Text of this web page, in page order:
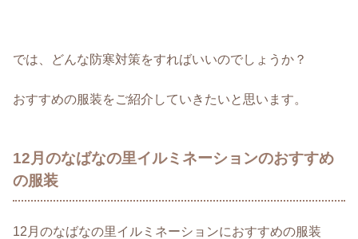
では、どんな防寒対策をすればいいのでしょうか？
おすすめの服装をご紹介していきたいと思います。
12月のなばなの里イルミネーションのおすすめ
の服装
12月のなばなの里イルミネーションにおすすめの服装